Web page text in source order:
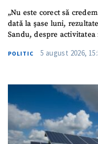
„Nu este corect să
dată la șase luni,
Sandu, despre
POLITIC 5 august 2026,